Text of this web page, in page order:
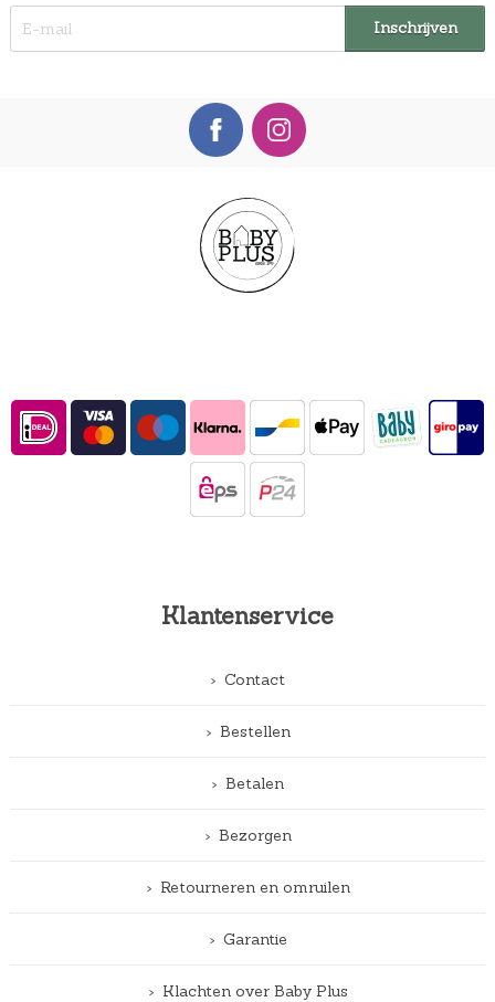
Klantenservice
Contact
Bestellen
Betalen
Bezorgen
Retourneren en omruilen
Garantie
Klachten over Baby Plus